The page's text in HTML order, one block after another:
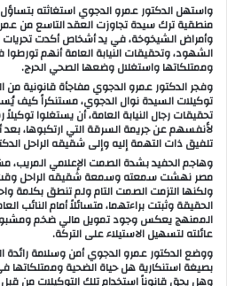
واستهل الدكتور عمرو الدجوي استغاثته
منطقية ترك سيدة تجاوزت العقد التاسع من
وأمراض الشيخوخة، في يد أشخاص أكدت تحريات
الشهود، وتحقيقات النيابة العامة أنهم
وممتلكاتها واستغلال وضعها الصحي الحرج.
وفجر الدكتور عمرو الدجوي مفاجأة قانونية من
توكيلات السيدة نوال الدجوي، مستنكراً كيف
تحقيقات رجال النيابة العامة، أن يستغلوا
لأنفسهم عن جريمة السرقة التي ارتكبوها،
تلفيق ذات التهمة إليه وإلى شقيقه الراحل
وهاجم الحفيد بشدة الصمت الإعلامي المريب،
مصر نهشت سمعته وسمعة شقيقه الراحل وقت
ولكنها التزمت الصمت التام ولم تنطق بكلمة
الحقيقة وثبتت براءتهما، متسائلاً أمام النائب
الممنهج يعكس وجود تمويل مالي ضخم
عائلته لتسهيل الاستيلاء على التركة.
ووضع الدكتور عمرو الدجوي أمن وسلامة رائدة
بصيغة استنكارية هل حياة الضحية
وهل يحق قانوناً استخدام تلك التوكيلات من قبل